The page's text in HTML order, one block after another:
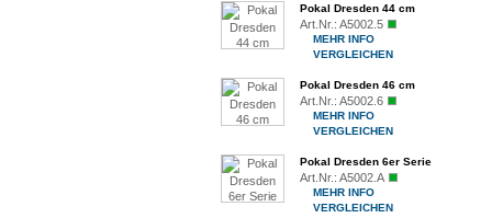
Pokal Dresden 44 cm
Art.Nr.: A5002.5
MEHR INFO
VERGLEICHEN
Pokal Dresden 46 cm
Art.Nr.: A5002.6
MEHR INFO
VERGLEICHEN
Pokal Dresden 6er Serie
Art.Nr.: A5002.A
MEHR INFO
VERGLEICHEN